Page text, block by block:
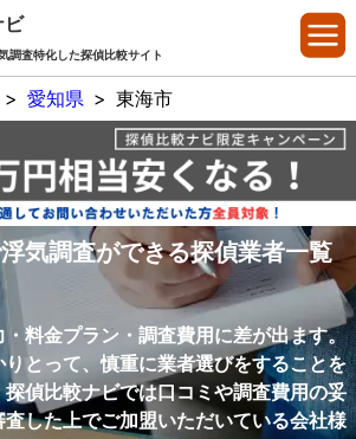
ビ
調査特化した探偵比較サイト
> 愛知県 > 東海市
気調査ができる探偵業者一覧
料金プラン・調査費用に差が出ます。
とって、慎重に業者選びをすることを
偵比較ナビでは口コミや調査費用の妥
した上でご加盟いただいている会社様